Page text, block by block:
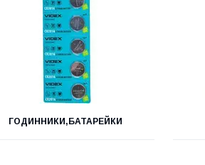
ГОДИННИКИ,БАТАРЕЙКИ